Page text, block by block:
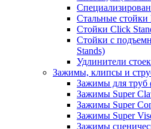
Стальные стойки
Стойки Click
Стойки с
Stands)
Удлинители
Зажимы, клипсы и
Зажимы для труб
Зажимы Super
Зажимы Super
Зажимы Super
Зажимы